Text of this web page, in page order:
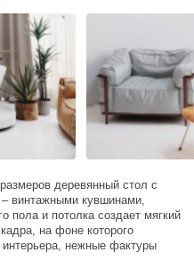
деревянный стол с
винтажными кувшинами,
пола и потолка создает мягкий
на фоне которого
нежные фактуры
элегантной